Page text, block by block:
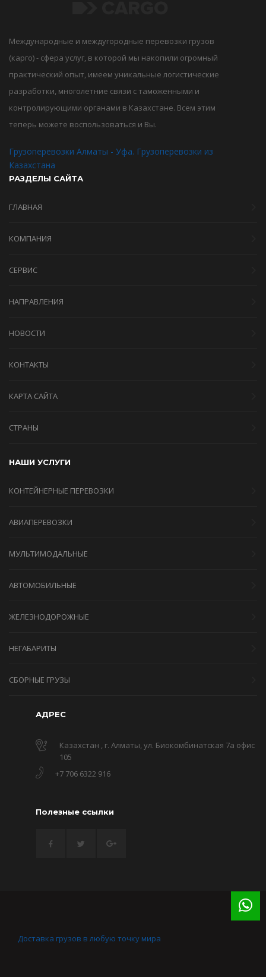
Международные и междугородные перевозки грузов
(карго) - сфера услуг, в которой мы накопили огромный
практический опыт, имеем уникальные логистические
разработки, многолетние связи с таможенными и
контролирующими органами в Казахстане. Всем этим
теперь можете воспользоваться и Вы.
Грузоперевозки Алматы - Уфа. Грузоперевозки из
Казахстана
РАЗДЕЛЫ САЙТА
ГЛАВНАЯ
КОМПАНИЯ
СЕРВИС
НАПРАВЛЕНИЯ
НОВОСТИ
КОНТАКТЫ
КАРТА САЙТА
СТРАНЫ
НАШИ УСЛУГИ
КОНТЕЙНЕРНЫЕ ПЕРЕВОЗКИ
АВИАПЕРЕВОЗКИ
МУЛЬТИМОДАЛЬНЫЕ
АВТОМОБИЛЬНЫЕ
ЖЕЛЕЗНОДОРОЖНЫЕ
НЕГАБАРИТЫ
СБОРНЫЕ ГРУЗЫ
АДРЕС
Казахстан , г. Алматы, ул. Биокомбинатская 7а офис
105
+7 706 6322 916
Полезные ссылки
Доставка грузов в любую точку мира